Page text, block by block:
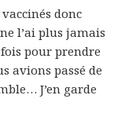
donc
l’ai plus jamais
pour prendre
avions passé de
J’en garde